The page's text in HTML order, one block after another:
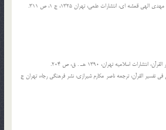
في تفسير القرآن، ترجمه ناصر مكارم شيرازي، نشر فرهنگي رجاء، تهران ج